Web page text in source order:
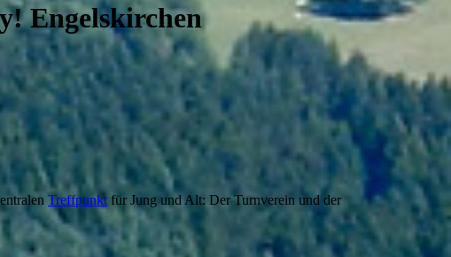
Engelskirchen
Treffpunkt für Jung und Alt: Der Turnverein und der